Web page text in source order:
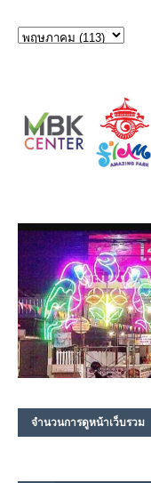
จำนวนการดูหน้าเว็บรวม